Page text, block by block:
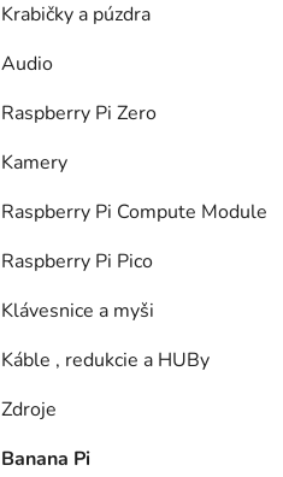
Krabičky a púzdra
Audio
Raspberry Pi Zero
Kamery
Raspberry Pi Compute Module
Raspberry Pi Pico
Klávesnice a myši
Káble , redukcie a HUBy
Zdroje
Banana Pi